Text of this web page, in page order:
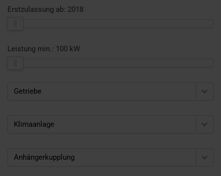
Erstzulassung ab: 2018
Leistung min.: 100 kW
Getriebe
Klimaanlage
Anhängerkupplung